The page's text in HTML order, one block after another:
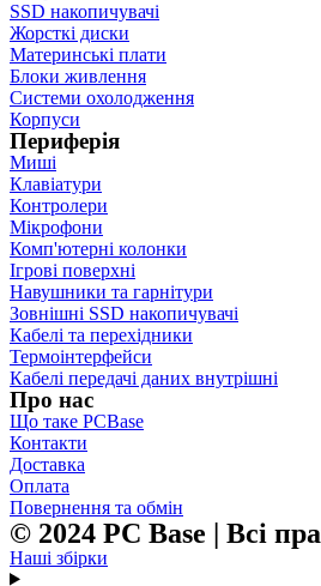
SSD накопичувачі
Жорсткі диски
Материнські плати
Блоки живлення
Системи охолодження
Корпуси
Периферія
Миші
Клавіатури
Контролери
Мікрофони
Комп'ютерні колонки
Ігрові поверхні
Навушники та гарнітури
Зовнішні SSD накопичувачі
Кабелі та перехідники
Термоінтерфейси
Кабелі передачі даних внутрішні
Про нас
Що таке PCBase
Контакти
Доставка
Оплата
Повернення та обмін
© 2024 PC Base | Всі
Наші збірки